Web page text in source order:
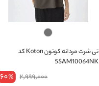
تی شرت مردانه کوتون Koton کد
5SAM10064NK
2,999,000
60%